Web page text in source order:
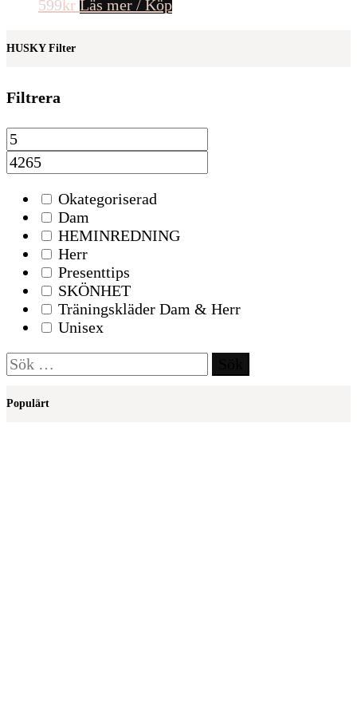
599kr Läs mer / Köp
HUSKY Filter
Filtrera
Okategoriserad
Dam
HEMINREDNING
Herr
Presenttips
SKÖNHET
Träningskläder Dam & Herr
Unisex
Sök
efter:
Populärt